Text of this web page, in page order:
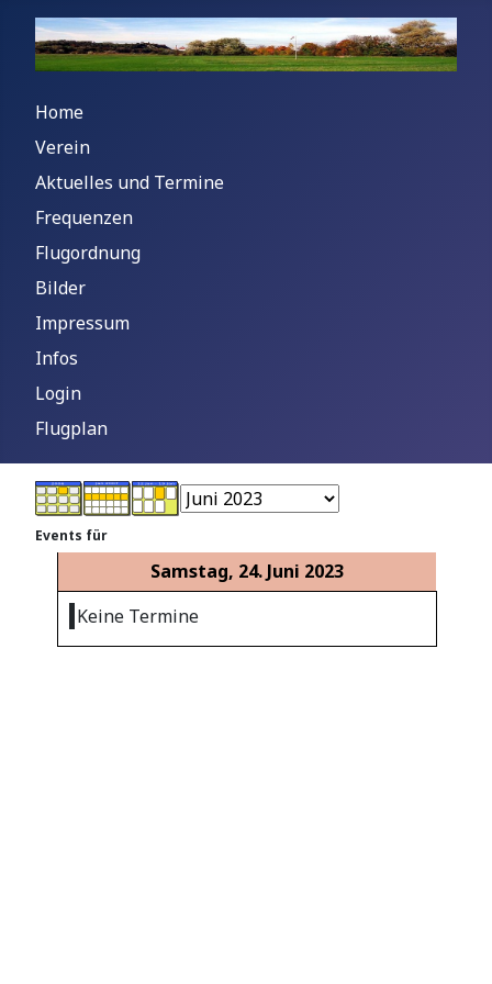
Home
Verein
Aktuelles und Termine
Frequenzen
Flugordnung
Bilder
Impressum
Infos
Login
Flugplan
Events für
Samstag, 24. Juni 2023
Keine Termine